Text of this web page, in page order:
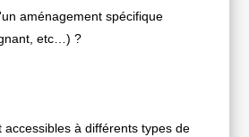
aménagement spécifique
etc…) ?
accessibles à différents types de